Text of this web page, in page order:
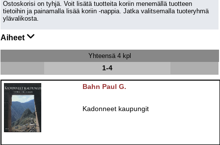
Ostoskorisi on tyhjä. Voit lisätä tuotteita koriin menemällä tuotteen
tietoihin ja painamalla lisää koriin -nappia. Jatka valitsemalla tuoteryhmä
ylävalikosta.
Aiheet
Yhteensä 4 kpl
1-4
Bahn Paul G.
Kadonneet kaupungit